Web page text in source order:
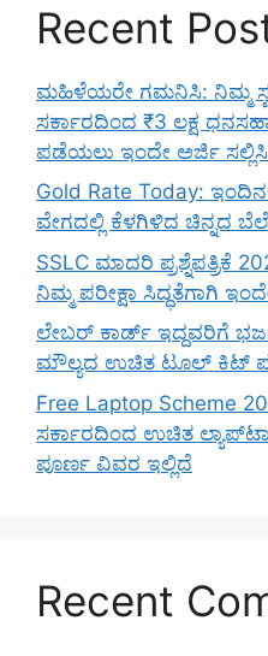
Recent
ಮಹಿಳೆಯರೇ ಗಮನಿಸಿ: ನಿಮ್ಮ
ಸರ್ಕಾರದಿಂದ ₹3 ಲಕ್ಷ
ಪಡೆಯಲು ಇಂದೇ ಅರ್ಜಿ
Gold Rate Today:
ವೇಗದಲ್ಲಿ ಕೆಳಗಿಳಿದ ಚಿನ್ನದ
SSLC ಮಾದರಿ ಪ್ರಶ್ನೆಪತ್ರಿಕೆ
ನಿಮ್ಮ ಪರೀಕ್ಷಾ ಸಿದ್ಧತೆಗಾಗಿ
ಲೇಬರ್ ಕಾರ್ಡ್ ಇದ್ದವರಿಗೆ
ಮೌಲ್ಯದ ಉಚಿತ ಟೂಲ್ ಕಿಟ್
Free Laptop Scheme
ಸರ್ಕಾರದಿಂದ ಉಚಿತ
ಪೂರ್ಣ ವಿವರ ಇಲ್ಲಿದೆ
Recent